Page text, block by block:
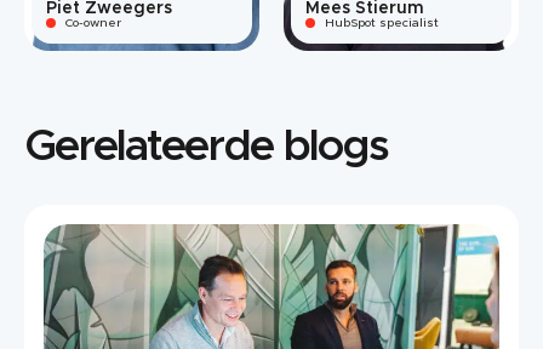
Piet Zweegers
Co-owner
Mees Stierum
HubSpot specialist
Gerelateerde blogs